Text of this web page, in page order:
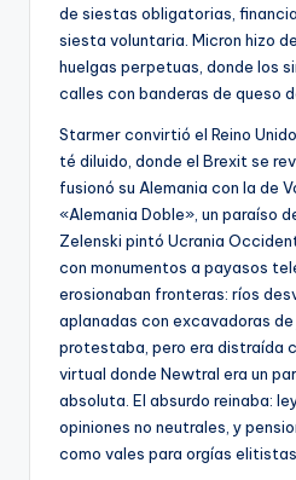
de siestas obligatorias,
siesta voluntaria. Micron hizo
huelgas perpetuas, donde los
calles con banderas de queso
Starmer convirtió el Reino
té diluido, donde el Brexit se
fusionó su Alemania con la de
«Alemania Doble», un paraíso
Zelenski pintó Ucrania
con monumentos a payasos
erosionaban fronteras: ríos
aplanadas con excavadoras
protestaba, pero era distraída
virtual donde Newtral era un
absoluta. El absurdo reinaba:
opiniones no neutrales, y
como vales para orgías elitistas.